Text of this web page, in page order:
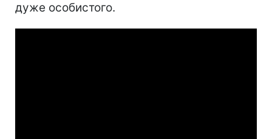
дуже особистого.